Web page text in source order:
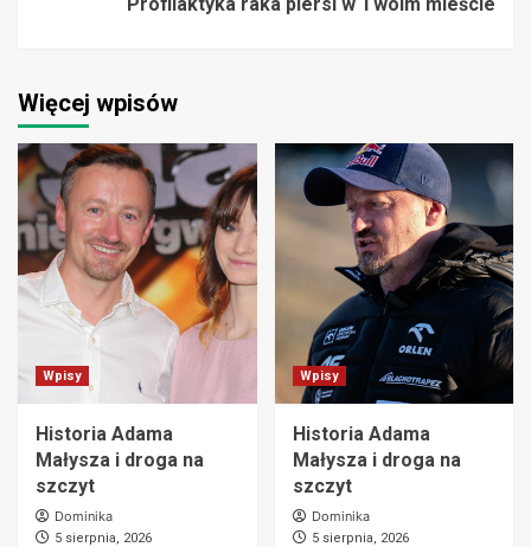
Więcej wpisów
Wpisy
Historia Adama
Małysza i droga na
szczyt
Dominika
5 sierpnia, 2026
Wpisy
Historia Adama
Małysza i droga na
szczyt
Dominika
5 sierpnia, 2026